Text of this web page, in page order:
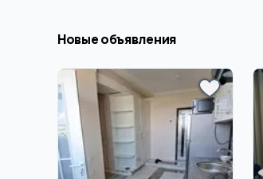
Новые объявления